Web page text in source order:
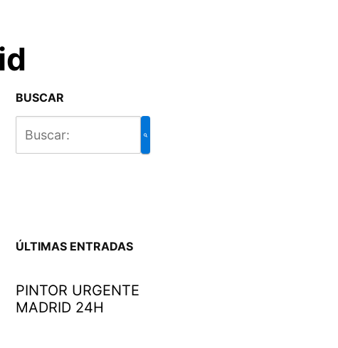
BUSCAR
ÚLTIMAS ENTRADAS
PINTOR URGENTE
MADRID 24H